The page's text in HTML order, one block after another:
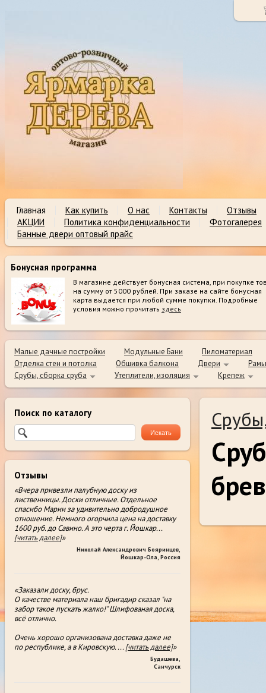
Главная Как купить О нас Контакты
Отзывы
АКЦИИ
Политика конфиденциальности
Фотогалерея
Банные двери оптовый прайс
Бонусная программа
В магазине действует бонусная система, при покупке
на сумму от 5000 рублей. При заказе на сайте бонусная
карта выдается при любой сумме покупки. Подробные
условия можно прочитать здесь
Малые дачные постройки Модульные Бани
Пиломатериал
Отделка стен и потолка
Обшивка балкона Двери
Срубы, сборка сруба
Утеплители, изоляция Крепеж
Поиск по каталогу
Отзывы
«Вчера привезли палубную доску из
лиственницы. Доски отличные. Отдельное
спасибо Марии за удивительно добродушное
отношение. Немного огорчила цена на доставку
1600 руб. до Савино. А это черта г. Йошкар...
[читать далее]»
Николай Александрович Бояринцев
Йошкар-Ола, Россия
«Заказали доску, брус.
О качестве материала наш бригадир сказал "на
забор такое пускать жалко!" Шлифованая доска,
всë отлично.
Очень хорошо организована доставка даже не
по республике, а в Кировскую....[читать далее]»
Будашева
Санчурск